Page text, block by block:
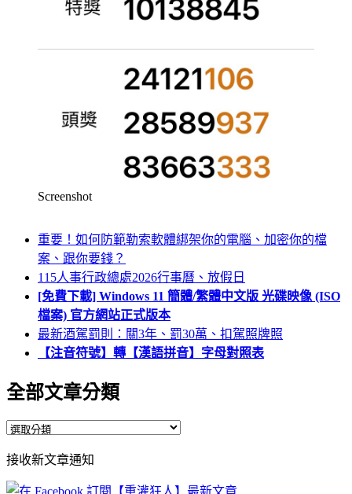
Screenshot
重要！如何防範勒索軟體綁架你的電腦、加密你的檔
案、跟你要錢？
115人事行政總處2026行事曆、放假日
[免費下載] Windows 11 簡體/繁體中文版 光碟映像 (ISO
檔案) 官方網站正式版本
最新酒駕罰則：關3年、罰30萬、扣駕照牌照
【注音符號】轉【漢語拼音】字母對照表
全部文章分類
全
文
章
接收新文章通知